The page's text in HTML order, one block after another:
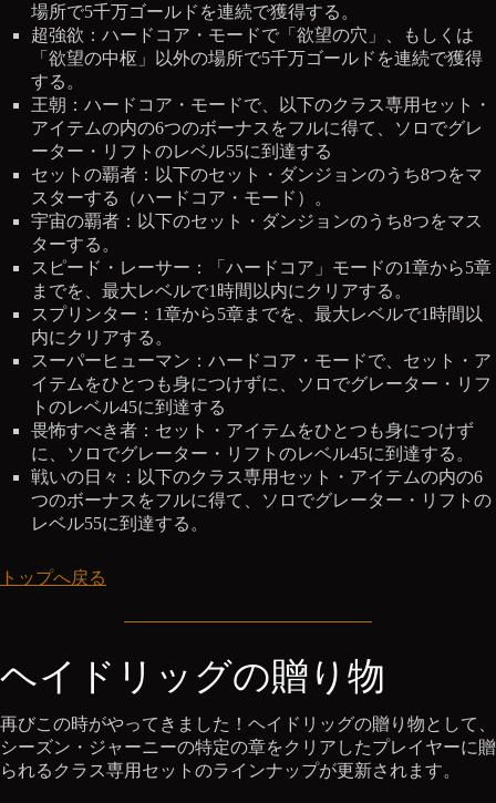
場所で5千万ゴールドを連続で獲得する。
超強欲：ハードコア・モードで「欲望の穴」、もしくは
「欲望の中枢」以外の場所で5千万ゴールドを連続で獲得
する。
王朝：ハードコア・モードで、以下のクラス専用セット・
アイテムの内の6つのボーナスをフルに得て、ソロでグレ
ーター・リフトのレベル55に到達する
セットの覇者：以下のセット・ダンジョンのうち8つをマ
スターする（ハードコア・モード）。
宇宙の覇者：以下のセット・ダンジョンのうち8つをマス
ターする。
スピード・レーサー：「ハードコア」モードの1章から5章
までを、最大レベルで1時間以内にクリアする。
スプリンター：1章から5章までを、最大レベルで1時間以
内にクリアする。
スーパーヒューマン：ハードコア・モードで、セット・ア
イテムをひとつも身につけずに、ソロでグレーター・リフ
トのレベル45に到達する
畏怖すべき者：セット・アイテムをひとつも身につけず
に、ソロでグレーター・リフトのレベル45に到達する。
戦いの日々：以下のクラス専用セット・アイテムの内の6
つのボーナスをフルに得て、ソロでグレーター・リフトの
レベル55に到達する。
トップへ戻る
ヘイドリッグの贈り物
再びこの時がやってきました！ヘイドリッグの贈り物として、
シーズン・ジャーニーの特定の章をクリアしたプレイヤーに贈
られるクラス専用セットのラインナップが更新されます。